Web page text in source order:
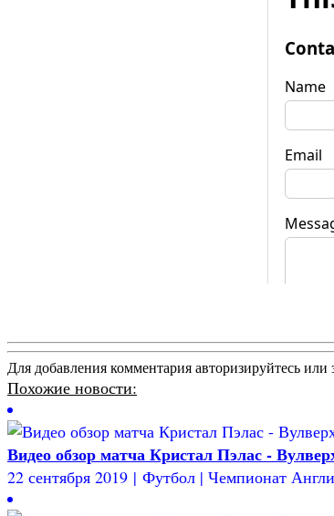
Для добавления комментария авторизируйтесь или
Похожие новости:
Видео обзор матча Кристал Пэлас -
22 сентября 2019 | Футбол | Чемпионат